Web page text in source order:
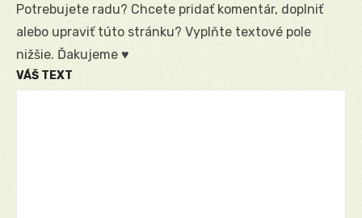
Potrebujete radu? Chcete pridať komentár, doplniť
alebo upraviť túto stránku? Vyplňte textové pole
nižšie. Ďakujeme ♥
VÁŠ TEXT